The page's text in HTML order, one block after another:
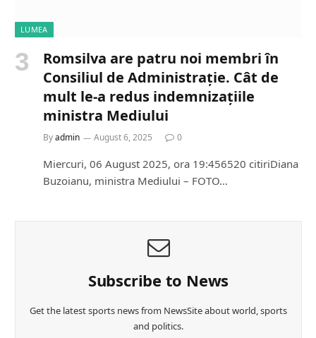
LUMEA
Romsilva are patru noi membri în
Consiliul de Administrație. Cât de
mult le-a redus indemnizațiile
ministra Mediului
Byadmin August 6, 2025 0
Miercuri, 06 August 2025, ora 19:456520 citiriDiana
Buzoianu, ministra Mediului – FOTO…
Subscribe to News
Get the latest sports news from NewsSite about world, sports
and politics.